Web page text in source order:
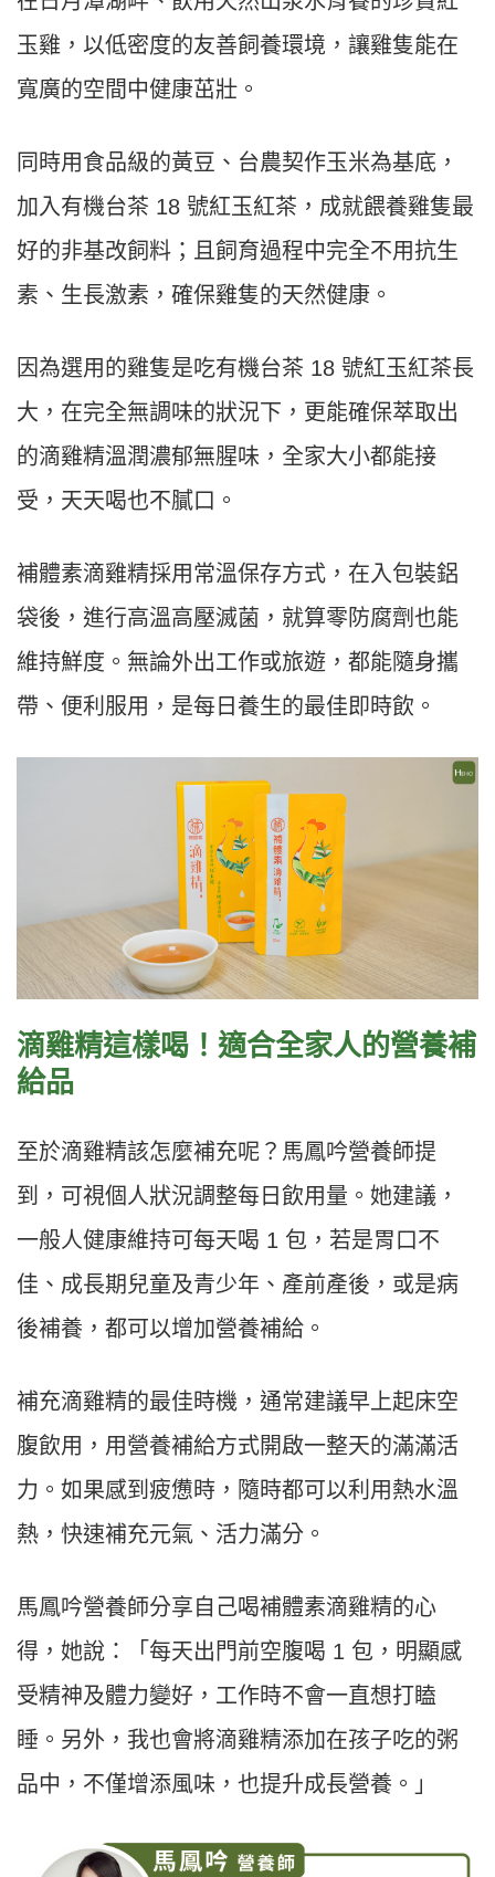
玉雞，以低密度的友善飼養環境，讓雞隻能在
寬廣的空間中健康茁壯。
同時用食品級的黃豆、台農契作玉米為基底，
加入有機台茶 18 號紅玉紅茶，成就餵養雞隻最
好的非基改飼料；且飼育過程中完全不用抗生
素、生長激素，確保雞隻的天然健康。
因為選用的雞隻是吃有機台茶 18 號紅玉紅茶長
大，在完全無調味的狀況下，更能確保萃取出
的滴雞精溫潤濃郁無腥味，全家大小都能接
受，天天喝也不膩口。
補體素滴雞精採用常溫保存方式，在入包裝鋁
袋後，進行高溫高壓滅菌，就算零防腐劑也能
維持鮮度。無論外出工作或旅遊，都能隨身攜
帶、便利服用，是每日養生的最佳即時飲。
滴雞精這樣喝！適合全家人的營養補
給品
至於滴雞精該怎麼補充呢？馬鳳吟營養師提
到，可視個人狀況調整每日飲用量。她建議，
一般人健康維持可每天喝 1 包，若是胃口不
佳、成長期兒童及青少年、產前產後，或是病
後補養，都可以增加營養補給。
補充滴雞精的最佳時機，通常建議早上起床空
腹飲用，用營養補給方式開啟一整天的滿滿活
力。如果感到疲憊時，隨時都可以利用熱水溫
熱，快速補充元氣、活力滿分。
馬鳳吟營養師分享自己喝補體素滴雞精的心
得，她說：「每天出門前空腹喝 1 包，明顯感
受精神及體力變好，工作時不會一直想打瞌
睡。另外，我也會將滴雞精添加在孩子吃的粥
品中，不僅增添風味，也提升成長營養。」